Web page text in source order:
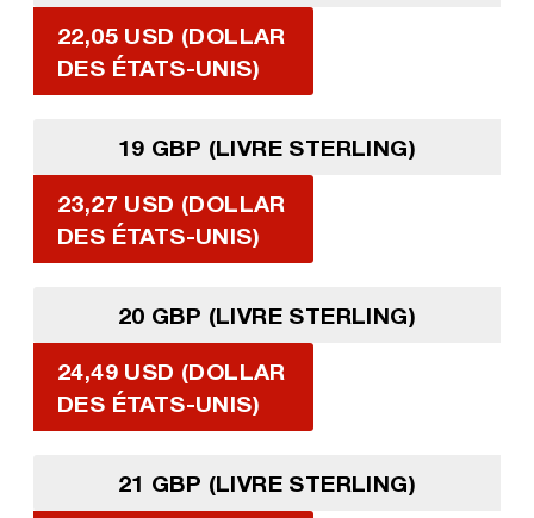
22,05 USD (DOLLAR
DES ÉTATS-UNIS)
19 GBP (LIVRE STERLING)
23,27 USD (DOLLAR
DES ÉTATS-UNIS)
20 GBP (LIVRE STERLING)
24,49 USD (DOLLAR
DES ÉTATS-UNIS)
21 GBP (LIVRE STERLING)